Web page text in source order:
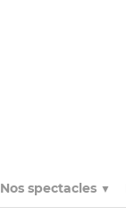
Nos spectacles ▼